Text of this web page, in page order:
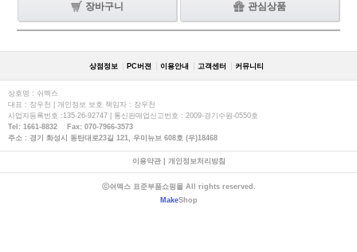
장바구니 관심상품
상점정보 PC버젼 이용안내 고객센터 커뮤니티
상호명 : 쉬멕스
대표 : 장우천 | 개인정보 보호 책임자 : 장우천
사업자등록번호 :135-26-92747 | 통신판매업신고번호 : 2009-경기수원-0550호
Tel: 1661-8832 Fax: 070-7966-3573
주소 : 경기 화성시 동탄대로23길 121, 우미뉴브 608호 (우)18468
이용약관| 개인정보처리방침
ⓒ쉬멕스 표준부품쇼핑몰 All rights reserved.
MakeShop